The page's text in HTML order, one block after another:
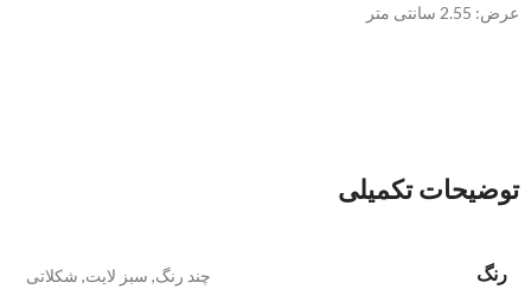
عرض: 2.55 سانتی متر
توضیحات تکمیلی
رنگ چند رنگ, سبز لایت, شکلاتی